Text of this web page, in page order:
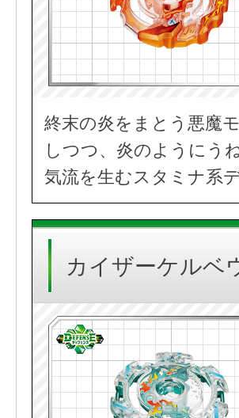
終末の炎をまとう悪魔
しつつ、炎のようにう
気流を生むスタミナ系
カイザーケルベ